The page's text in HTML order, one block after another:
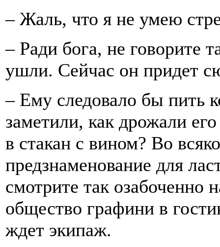
– Жаль, что я не умею
– Ради бога, не говорите
ушли. Сейчас он придет
– Ему следовало бы пить
заметили, как дрожали
в стакан с вином? Во
предзнаменование для
смотрите так озабоченно
общество графини в
ждет экипаж.